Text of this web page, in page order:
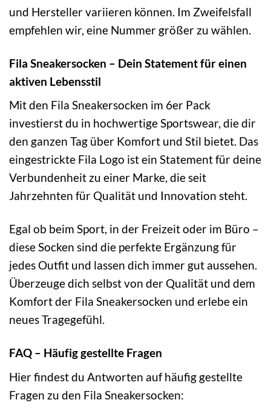
und Hersteller variieren können. Im Zweifelsfall
empfehlen wir, eine Nummer größer zu wählen.
Fila Sneakersocken – Dein Statement für einen
aktiven Lebensstil
Mit den Fila Sneakersocken im 6er Pack
investierst du in hochwertige Sportswear, die dir
den ganzen Tag über Komfort und Stil bietet. Das
eingestrickte Fila Logo ist ein Statement für deine
Verbundenheit zu einer Marke, die seit
Jahrzehnten für Qualität und Innovation steht.
Egal ob beim Sport, in der Freizeit oder im Büro –
diese Socken sind die perfekte Ergänzung für
jedes Outfit und lassen dich immer gut aussehen.
Überzeuge dich selbst von der Qualität und dem
Komfort der Fila Sneakersocken und erlebe ein
neues Tragegefühl.
FAQ – Häufig gestellte Fragen
Hier findest du Antworten auf häufig gestellte
Fragen zu den Fila Sneakersocken: